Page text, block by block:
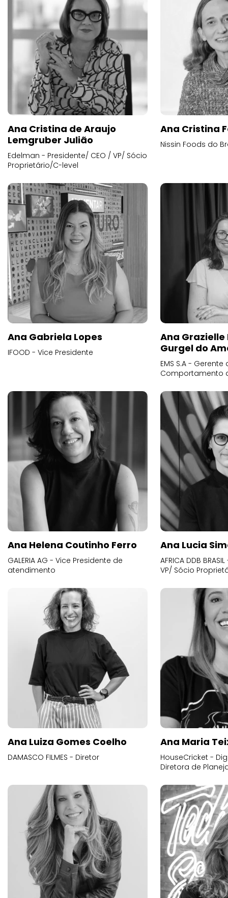
Ana Cristina de Araujo
Lemgruber Julião
Edelman - Presidente/ CEO / VP/ Sócio
Proprietário/C-level
Ana Cristina
Nissin Foods do
Ana Gabriela Lopes
IFOOD - Vice Presidente
Ana
Gurgel do
EMS S.A -
Comportamento
Ana Helena Coutinho Ferro
GALERIA AG - Vice Presidente de
atendimento
Ana Lucia
AFRICA DDB
VP/ Sócio
Ana Luiza Gomes Coelho
DAMASCO FILMES - Diretor
Ana Maria
HouseCricket -
Diretora de